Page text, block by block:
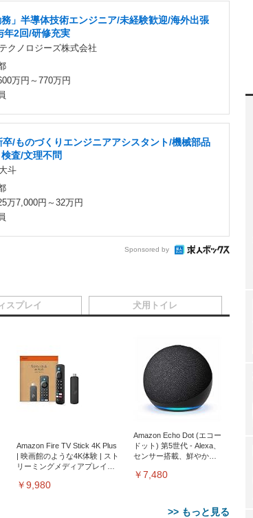
務」半導体技術エンジニア/未経験歓迎/海外出張
年2回/研修充実
クノロジーズ株式会社
万円～770万円
/ものづくりエンジニアアシスタント/機械部品
査/文理不問
斗
万7,000円～32万円
Sponsored by
Amazon Fire TV Stick 4K Plus
| 映画館のような4K体験 | スト
リーミングメディアプレイヤ
￥9,980
Amazon Echo Dot (エコー
ドット) 第5世代 - Alexa、
センサー搭載、鮮やかな
￥7,480
>> もっと見る
スプレイ 犬用トイレ